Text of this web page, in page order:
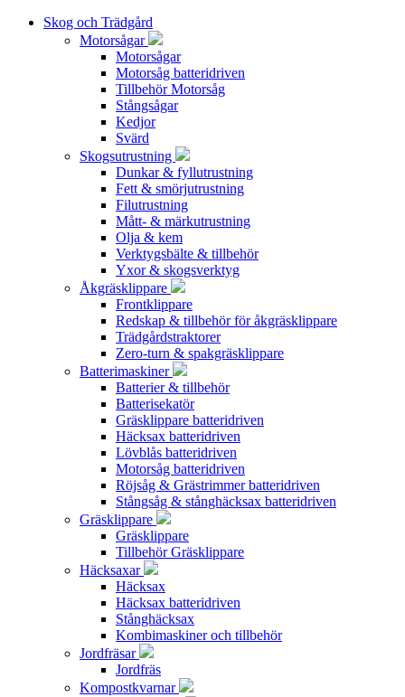
Skog och Trädgård
Motorsågar
Motorsågar
Motorsåg batteridriven
Tillbehör Motorsåg
Stångsågar
Kedjor
Svärd
Skogsutrustning
Dunkar & fyllutrustning
Fett & smörjutrustning
Filutrustning
Mått- & märkutrustning
Olja & kem
Verktygsbälte & tillbehör
Yxor & skogsverktyg
Åkgräsklippare
Frontklippare
Redskap & tillbehör för åkgräsklippare
Trädgårdstraktorer
Zero-turn & spakgräsklippare
Batterimaskiner
Batterier & tillbehör
Batterisekatör
Gräsklippare batteridriven
Häcksax batteridriven
Lövblås batteridriven
Motorsåg batteridriven
Röjsåg & Grästrimmer batteridriven
Stångsåg & stånghäcksax batteridriven
Gräsklippare
Gräsklippare
Tillbehör Gräsklippare
Häcksaxar
Häcksax
Häcksax batteridriven
Stånghäcksax
Kombimaskiner och tillbehör
Jordfräsar
Jordfräs
Kompostkvarnar